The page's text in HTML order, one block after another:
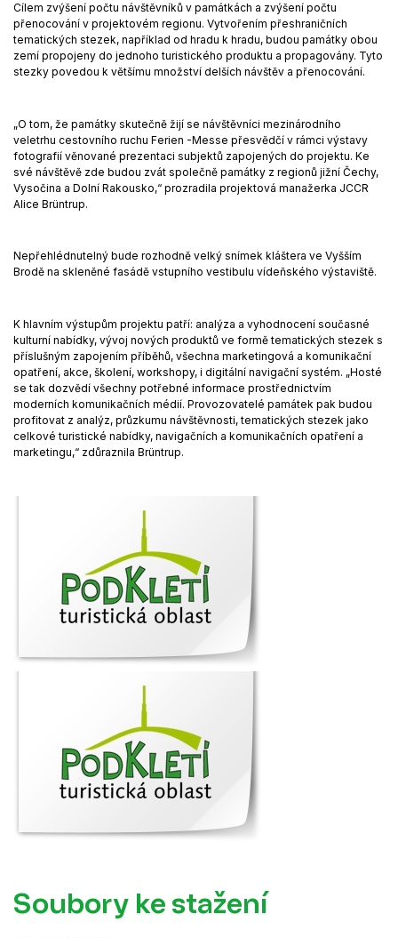
Cílem zvýšení počtu návštěvníků v památkách a zvýšení počtu
přenocování v projektovém regionu. Vytvořením přeshraničních
tematických stezek, například od hradu k hradu, budou památky obou
zemí propojeny do jednoho turistického produktu a propagovány. Tyto
stezky povedou k většímu množství delších návštěv a přenocování.
„O tom, že památky skutečně žijí se návštěvníci mezinárodního
veletrhu cestovního ruchu Ferien -Messe přesvědčí v rámci výstavy
fotografií věnované prezentaci subjektů zapojených do projektu. Ke
své návštěvě zde budou zvát společně památky z regionů jižní Čechy,
Vysočina a Dolní Rakousko,“ prozradila projektová manažerka JCCR
Alice Brüntrup.
Nepřehlédnutelný bude rozhodně velký snímek kláštera ve Vyšším
Brodě na skleněné fasádě vstupního vestibulu vídeňského výstaviště.
K hlavním výstupům projektu patří: analýza a vyhodnocení současné
kulturní nabídky, vývoj nových produktů ve formě tematických stezek s
příslušným zapojením příběhů, všechna marketingová a komunikační
opatření, akce, školení, workshopy, i digitální navigační systém. „Hosté
se tak dozvědí všechny potřebné informace prostřednictvím
moderních komunikačních médií. Provozovatelé památek pak budou
profitovat z analýz, průzkumu návštěvnosti, tematických stezek jako
celkové turistické nabídky, navigačních a komunikačních opatření a
marketingu,“ zdůraznila Brüntrup.
Soubory ke stažení